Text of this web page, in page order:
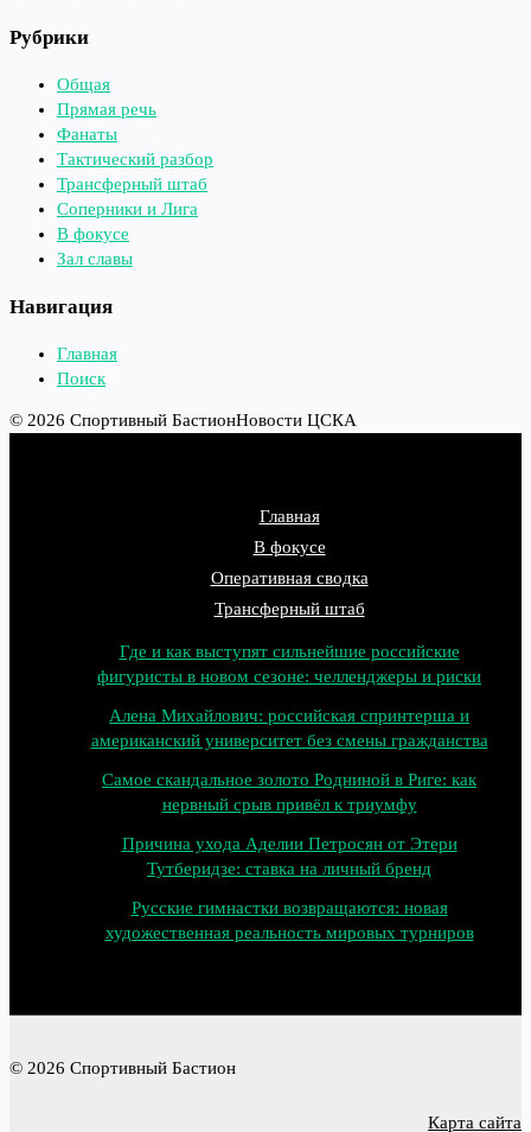
Рубрики
Общая
Прямая речь
Фанаты
Тактический разбор
Трансферный штаб
Соперники и Лига
В фокусе
Зал славы
Навигация
Главная
Поиск
© 2026 Спортивный БастионНовости ЦСКА
Главная
В фокусе
Оперативная сводка
Трансферный штаб
Где и как выступят сильнейшие российские
фигуристы в новом сезоне: челленджеры и риски
Алена Михайлович: российская спринтерша и
американский университет без смены гражданства
Самое скандальное золото Родниной в Риге: как
нервный срыв привёл к триумфу
Причина ухода Аделии Петросян от Этери
Тутберидзе: ставка на личный бренд
Русские гимнастки возвращаются: новая
художественная реальность мировых турниров
© 2026 Спортивный Бастион
Карта сайта